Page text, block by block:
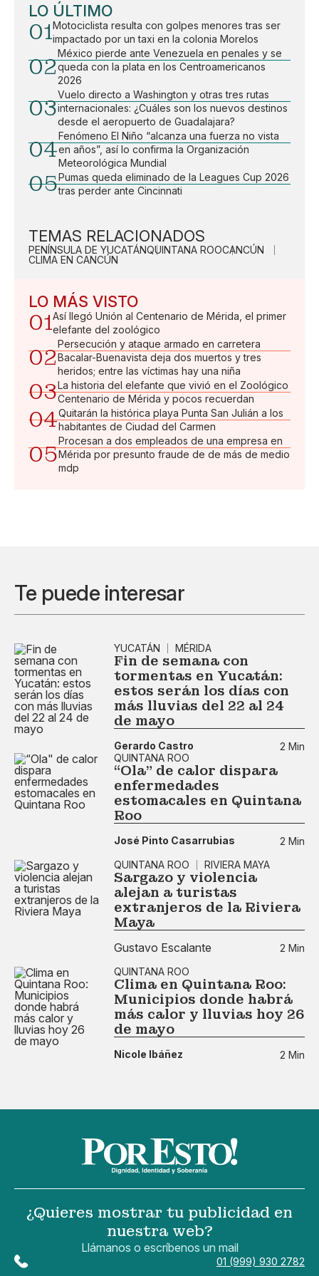
LO ÚLTIMO
01Motociclista resulta con golpes menores tras ser
impactado por un taxi en la colonia Morelos
02
México pierde ante Venezuela en penales y se
queda con la plata en los Centroamericanos
2026
03
Vuelo directo a Washington y otras tres rutas
internacionales: ¿Cuáles son los nuevos destinos
desde el aeropuerto de Guadalajara?
04
Fenómeno El Niño “alcanza una fuerza no vista
en años”, así lo confirma la Organización
Meteorológica Mundial
05Pumas queda eliminado de la Leagues Cup 2026
tras perder ante Cincinnati
TEMAS RELACIONADOS
PENÍNSULA DE YUCATÁNQUINTANA ROOCANCÚN
CLIMA EN CANCÚN
LO MÁS VISTO
01Así llegó Unión al Centenario de Mérida, el primer
elefante del zoológico
02
Persecución y ataque armado en carretera
Bacalar-Buenavista deja dos muertos y tres
heridos; entre las víctimas hay una niña
03La historia del elefante que vivió en el Zoológico
Centenario de Mérida y pocos recuerdan
04Quitarán la histórica playa Punta San Julián a los
habitantes de Ciudad del Carmen
05
Procesan a dos empleados de una empresa en
Mérida por presunto fraude de de más de medio
mdp
Te puede interesar
YUCATÁN MÉRIDA
Fin de semana con
tormentas en Yucatán:
estos serán los días con
más lluvias del 22 al 24
de mayo
Gerardo Castro
2 Min
QUINTANA ROO
“Ola" de calor dispara
enfermedades
estomacales en Quintana
Roo
José Pinto Casarrubias
2 Min
QUINTANA ROO
RIVIERA MAYA
Sargazo y violencia
alejan a turistas
extranjeros de la Riviera
Maya
Gustavo Escalante
2 Min
QUINTANA ROO
Clima en Quintana Roo:
Municipios donde habrá
más calor y lluvias hoy 26
de mayo
Nicole Ibáñez 2 Min
¿Quieres mostrar tu publicidad en
nuestra web?
Llámanos o escríbenos un mail
01 (999) 930 2782